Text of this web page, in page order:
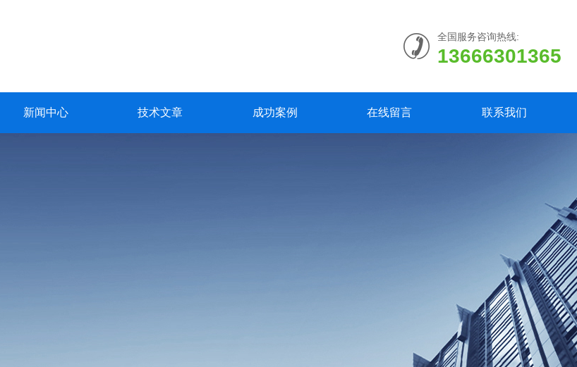
全国服务咨询热线:
13666301365
新闻中心 技术文章 成功案例 在线留言 联系我们